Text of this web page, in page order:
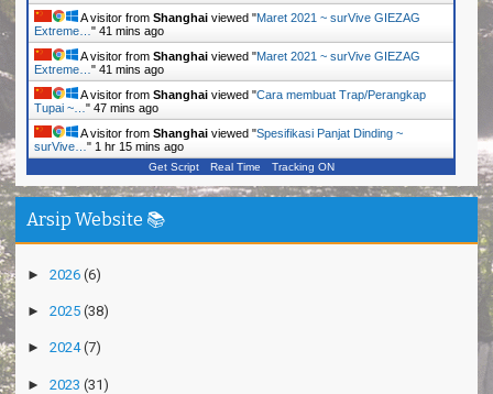
A visitor from Shanghai viewed "Maret 2021 ~ surVive GIEZAG
Extreme… " 41 mins ago
A visitor from Shanghai viewed "Maret 2021 ~ surVive GIEZAG
Extreme… " 41 mins ago
A visitor from Shanghai viewed "Cara membuat Trap/Perangkap
Tupai ~… " 47 mins ago
A visitor from Shanghai viewed "Spesifikasi Panjat Dinding ~
surVive… " 1 hr 15 mins ago
Get Script Real Time Tracking ON
Arsip Website 📚
► 2026 (6)
► 2025 (38)
► 2024(7)
► 2023 (31)